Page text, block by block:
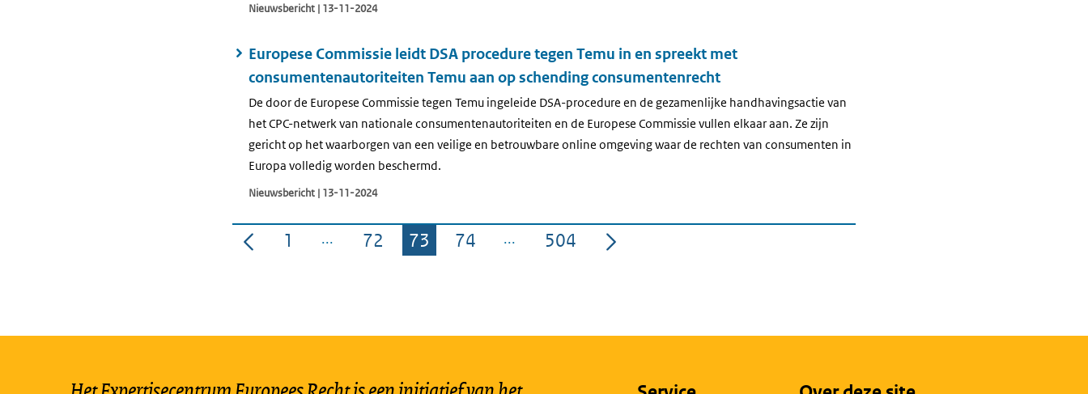
Nieuwsbericht | 13-11-2024
Europese Commissie leidt DSA procedure tegen Temu in en spreekt met
consumentenautoriteiten Temu aan op schending consumentenrecht
De door de Europese Commissie tegen Temu ingeleide DSA-procedure en de gezamenlijke handhavingsactie van
het CPC-netwerk van nationale consumentenautoriteiten en de Europese Commissie vullen elkaar aan. Ze zijn
gericht op het waarborgen van een veilige en betrouwbare online omgeving waar de rechten van consumenten in
Europa volledig worden beschermd.
Nieuwsbericht | 13-11-2024
Pagina
1 Pagina
72 Pagina
73 Pagina
74 Pagina
504